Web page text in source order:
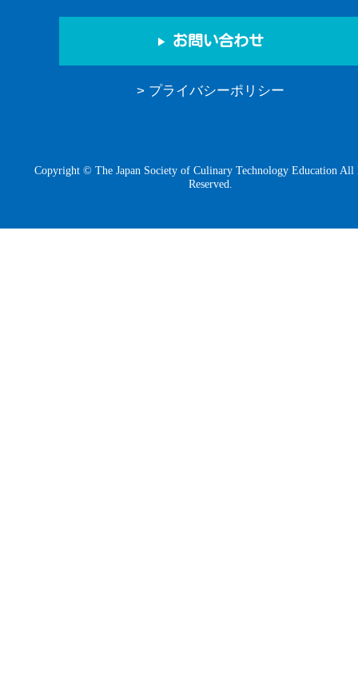
お問い合わせ
> プライバシーポリシー
Copyright © The Japan Society of Culinary Technology Education All
Reserved.